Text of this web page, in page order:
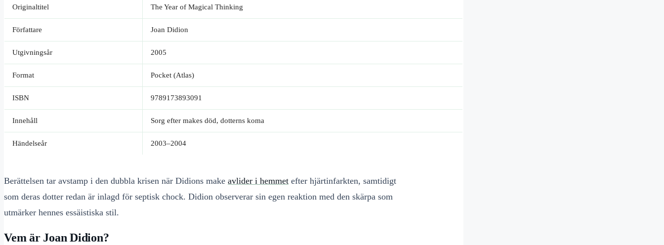
Originaltitel The Year of Magical Thinking
Författare Joan Didion
Utgivningsår 2005
Format Pocket (Atlas)
ISBN 9789173893091
Innehåll Sorg efter makes död, dotterns koma
Händelseår 2003–2004
Berättelsen tar avstamp i den dubbla krisen när Didions make avlider i hemmet efter hjärtinfarkten, samtidigt
som deras dotter redan är inlagd för septisk chock. Didion observerar sin egen reaktion med den skärpa som
utmärker hennes essäistiska stil.
Vem är Joan Didion?